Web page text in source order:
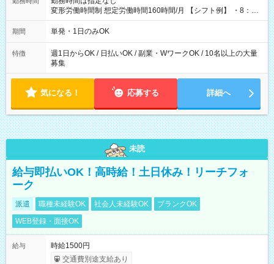
変形労働時間制 想定労働時間160時間/月 【シフト例】 ・8：00
～21：00
期間 単発・1日のみOK
特徴
週1日からOK / 日払いOK / 副業・WワークOK / 10名以上の大量
募集
気になる！ 応募する 詳細へ
未読
給与即払いOK！高時給！土日休み！リーチフォ
ーク
派遣 職種未経験OK 社会人未経験OK
ブランクOK
WEB登録・面接OK
給与
時給1500円
交通費別途支給あり